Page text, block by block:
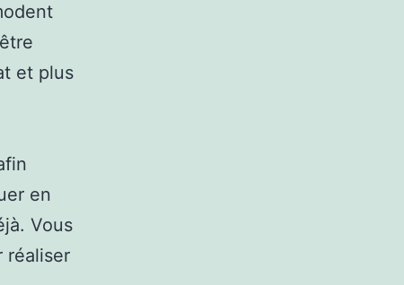
et plus
en
Vous
réaliser